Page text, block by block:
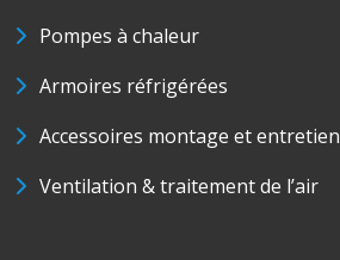
Pompes à chaleur
Armoires réfrigérées
Accessoires montage et entretien
Ventilation & traitement de l’air